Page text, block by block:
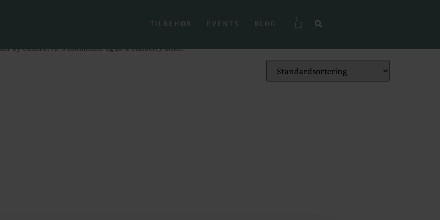
TILBEHØR EVENTS BLOG 0
by Canard. 72 % Kidmohair og 28 % Mulberry Silke.